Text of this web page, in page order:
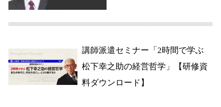
講師派遣セミナー「2時間で学ぶ
松下幸之助の経営哲学」【研修資
料ダウンロード】